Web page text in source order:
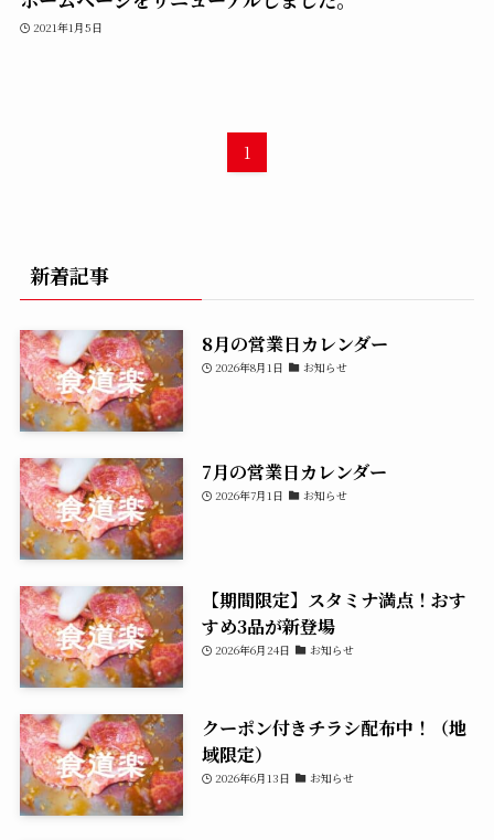
2021年1月5日
1
新着記事
8月の営業日カレンダー
2026年8月1日 お知らせ
7月の営業日カレンダー
2026年7月1日 お知らせ
【期間限定】スタミナ満点！おす
すめ3品が新登場
2026年6月24日 お知らせ
クーポン付きチラシ配布中！（地
域限定）
2026年6月13日 お知らせ